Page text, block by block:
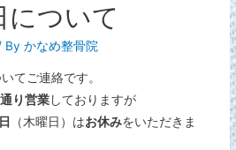
について
Byかなめ整骨院
てご連絡です。
り営業しておりますが
（木曜日）はお休みをいただきま